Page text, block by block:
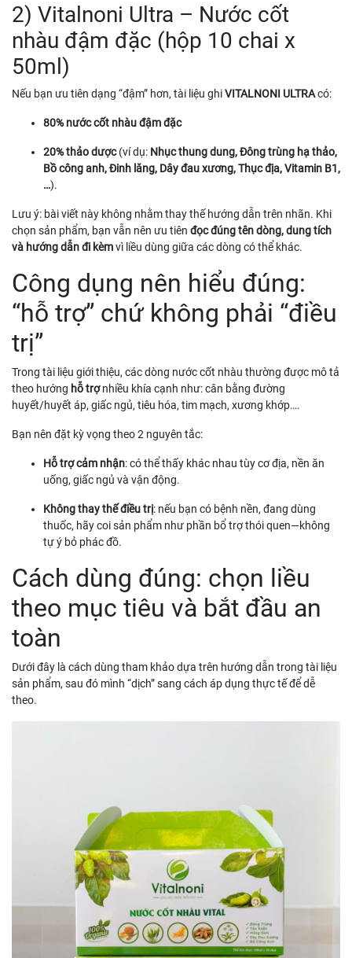
2) Vitalnoni Ultra – Nước cốt
nhàu đậm đặc (hộp 10 chai x
50ml)
Nếu bạn ưu tiên dạng “đậm” hơn, tài liệu ghiVITALNONI ULTRAcó:
80% nước cốt nhàu đậm đặc
20% thảo dược(ví dụ: Nhục thung dung, Đông trùng hạ thảo,
Bồ công anh, Đinh lăng, Dây đau xương, Thục địa, Vitamin B1,
…).
Lưu ý: bài viết này không nhằm thay thế hướng dẫn trên nhãn. Khi
chọn sản phẩm, bạn vẫn nên ưu tiên đọc đúng tên dòng, dung tích
và hướng dẫn đi kèmvì liều dùng giữa các dòng có thể khác.
Công dụng nên hiểu đúng:
“hỗ trợ” chứ không phải “điều
trị”
Trong tài liệu giới thiệu, các dòng nước cốt nhàu thường được mô tả
theo hướng hỗ trợnhiều khía cạnh như: cân bằng đường
huyết/huyết áp, giấc ngủ, tiêu hóa, tim mạch, xương khớp….
Bạn nên đặt kỳ vọng theo 2 nguyên tắc:
Hỗ trợ cảm nhận: có thể thấy khác nhau tùy cơ địa, nền ăn
uống, giấc ngủ và vận động.
Không thay thế điều trị: nếu bạn có bệnh nền, đang dùng
thuốc, hãy coi sản phẩm như phần bổ trợ thói quen—không
tự ý bỏ phác đồ.
Cách dùng đúng: chọn liều
theo mục tiêu và bắt đầu an
toàn
Dưới đây là cách dùng tham khảo dựa trên hướng dẫn trong tài liệu
sản phẩm, sau đó mình “dịch” sang cách áp dụng thực tế để dễ
theo.